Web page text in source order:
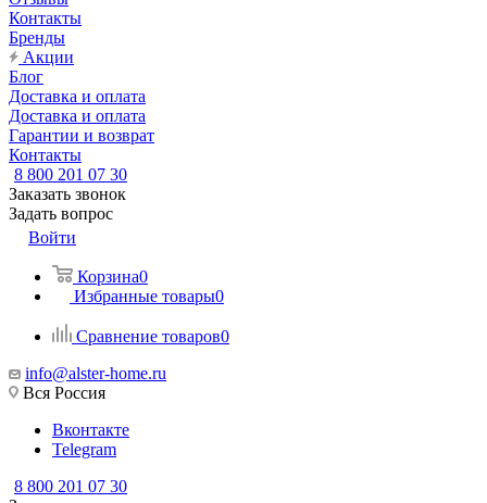
Контакты
Бренды
Акции
Блог
Доставка и оплата
Доставка и оплата
Гарантии и возврат
Контакты
8 800 201 07 30
Заказать звонок
Задать вопрос
Войти
Корзина0
Избранные товары0
Сравнение товаров0
info@alster-home.ru
Вся Россия
Вконтакте
Telegram
8 800 201 07 30